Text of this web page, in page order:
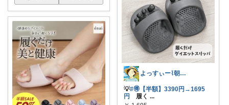
よっすぃー⌇朝コレ☀楽しい暮らし😇
💡#🉐【半額】3390円→1695
円
履く ...